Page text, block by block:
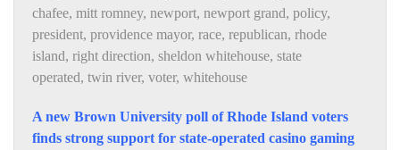
chafee, mitt romney, newport, newport grand, policy,
president, providence mayor, race, republican, rhode
island, right direction, sheldon whitehouse, state
operated, twin river, voter, whitehouse
A new Brown University poll of Rhode Island voters
finds strong support for state-operated casino gaming